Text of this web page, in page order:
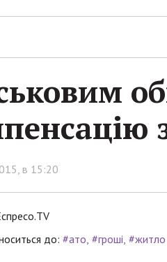
в 15:20
до: #ато #гроші #житло